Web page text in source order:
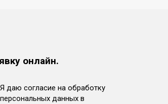
онлайн.
Я даю согласие на обработку
персональных данных в